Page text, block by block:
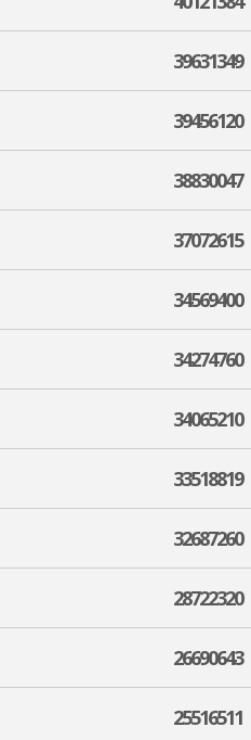
39631349
39456120
38830047
37072615
34569400
34274760
34065210
33518819
32687260
28722320
26690643
25516511